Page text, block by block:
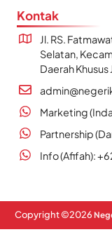
Kontak
Jl. RS.
Selatan,
Daerah Khusus
Marketing
Partnership
Info (Afifah):
Copyright ©2026